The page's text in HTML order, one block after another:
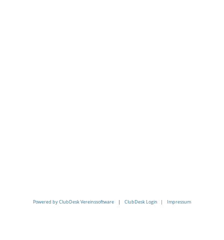
Powered by ClubDesk Vereinssoftware | ClubDesk Login | Impressum